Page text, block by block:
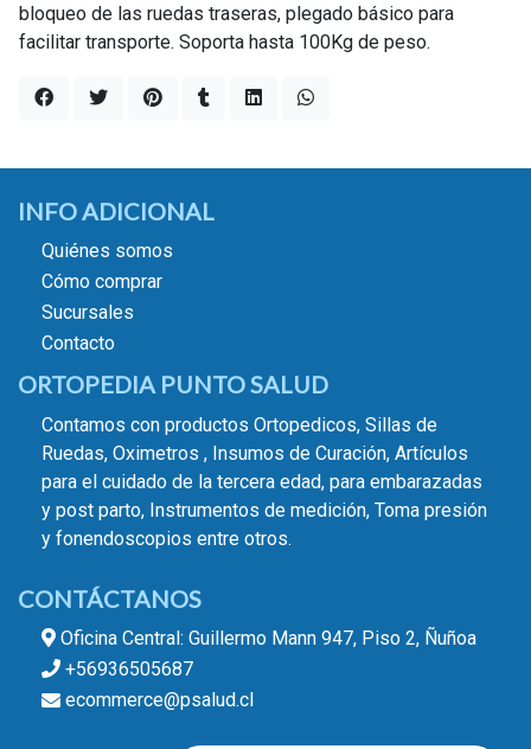
bloqueo de las ruedas traseras, plegado básico para
facilitar transporte. Soporta hasta 100Kg de peso.
INFO ADICIONAL
Quiénes somos
Cómo comprar
Sucursales
Contacto
ORTOPEDIA PUNTO SALUD
Contamos con productos Ortopedicos, Sillas de
Ruedas, Oximetros , Insumos de Curación, Artículos
para el cuidado de la tercera edad, para embarazadas
y post parto, Instrumentos de medición, Toma presión
y fonendoscopios entre otros.
CONTÁCTANOS
Oficina Central: Guillermo Mann 947, Piso 2, Ñuñoa
+56936505687
ecommerce@psalud.cl